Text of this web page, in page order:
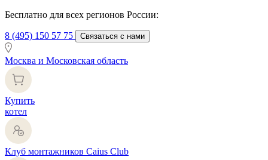
Бесплатно для всех регионов России:
8 (495) 150 57 75 Связаться с нами
Москва и Московская область
Купить
котел
Клуб монтажников Caius Club